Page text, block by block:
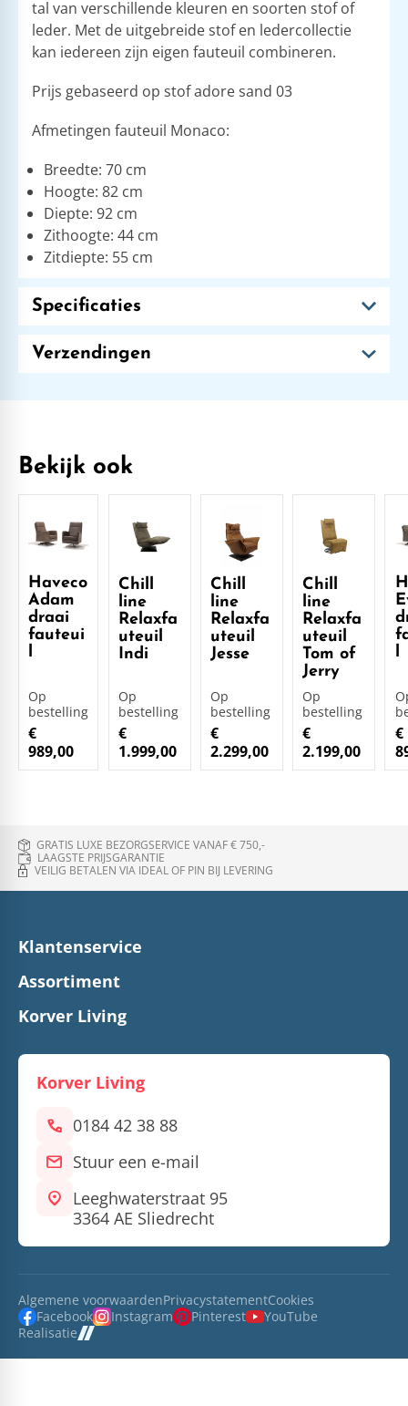
tal van verschillende kleuren en soorten stof of
leder. Met de uitgebreide stof en ledercollectie
kan iedereen zijn eigen fauteuil combineren.
Prijs gebaseerd op stof adore sand 03
Afmetingen fauteuil Monaco:
Breedte: 70 cm
Hoogte: 82 cm
Diepte: 92 cm
Zithoogte: 44 cm
Zitdiepte: 55 cm
Specificaties
Verzendingen
Bekijk ook
Haveco
Adam
draai
fauteui
Op
bestelling
€
989,00
Chill
line
Relaxfa
uteuil
Indi
Op
bestelling
€
1.999,00
Chill
line
Relaxfa
uteuil
Jesse
Op
bestelling
€
2.299,00
Chill
line
Relaxfa
uteuil
Tom of
Jerry
Op
bestelling
€
2.199,00
€
GRATIS LUXE BEZORGSERVICE VANAF € 750,-
LAAGSTE PRIJSGARANTIE
VEILIG BETALEN VIA IDEAL OF PIN BIJ LEVERING
Klantenservice
Assortiment
Korver Living
Korver Living
call 0184 42 38 88
mail Stuur een e-mail
location_on Leeghwaterstraat 95
3364 AE Sliedrecht
Algemene voorwaardenPrivacystatementCookies
Facebook
Instagram Pinterest
YouTube
Realisatie